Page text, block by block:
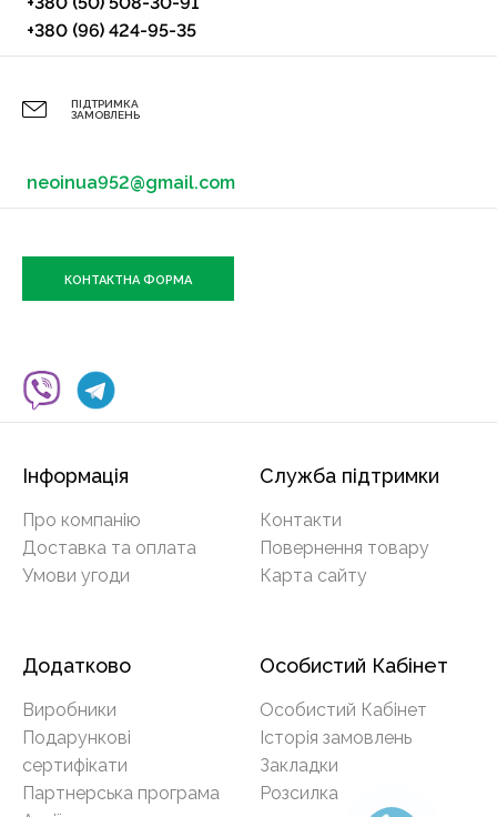
+380 (96) 424-95-35
ПІДТРИМКА
ЗАМОВЛЕНЬ
neoinua952@gmail.com
КОНТАКТНА ФОРМА
Інформація
Про компанію
Доставка та оплата
Умови угоди
Служба підтримки
Контакти
Повернення товару
Карта сайту
Додатково
Виробники
Подарункові
сертифікати
Партнерська програма
Особистий Кабінет
Особистий Кабінет
Історія замовлень
Закладки
Розсилка